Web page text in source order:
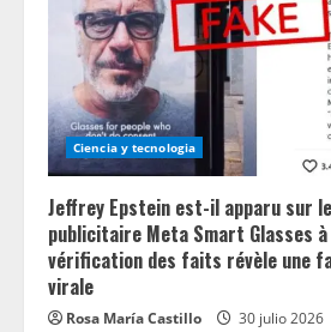
Ciencia y tecnologia
Jeffrey Epstein est-il apparu sur
publicitaire Meta Smart Glasses à
vérification des faits révèle une
virale
Rosa María Castillo 30 julio 2026